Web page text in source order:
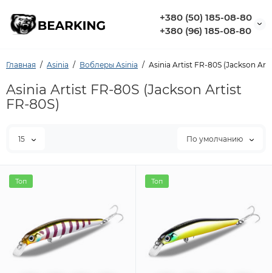
+380 (50) 185-08-80
+380 (96) 185-08-80
Главная Asinia Воблеры Asinia Asinia Artist FR-80S (Jackson
Asinia Artist FR-80S (Jackson Artist
FR-80S)
15 По умолчанию
Топ Топ